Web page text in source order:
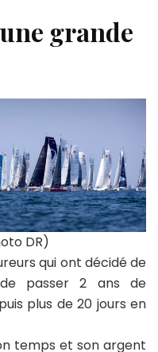
grande
DR)
qui ont décidé de
passer 2 ans de
plus de 20 jours en
temps et son argent